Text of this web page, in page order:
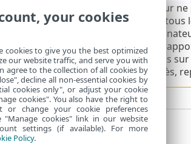
Un utilisateur
Par défaut, tous
sur des
modèle de
informations sur
droits d'accès,
your cookies
cookies to give you the best optimized
our website traffic, and serve you with
agree to the collection of all cookies by
decline all non-essential cookies by
cookies only", or adjust your cookie
cookies". You also have the right to
or change your cookie preferences
cookies" link in our website
settings (if available). For more
Policy.